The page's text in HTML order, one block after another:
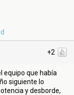
+2
equipo que había
siguiente lo
y desborde,